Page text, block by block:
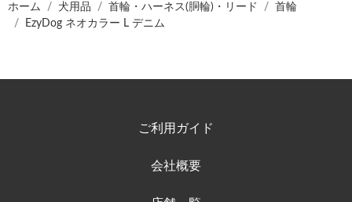
ホーム 犬用品 首輪・ハーネス(胴輪)・リード
首輪
EzyDog ネオカラー L デニム
ご利用ガイド
会社概要